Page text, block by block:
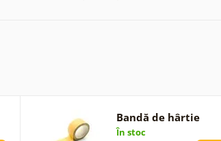
Bandă de hârtie
În stoc